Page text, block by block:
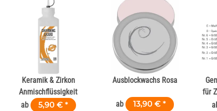
Keramik & Zirkon
Anmischflüssigkeit
ab
5,90 € *
Ausblockwachs Rosa
ab 13,90 € *
für